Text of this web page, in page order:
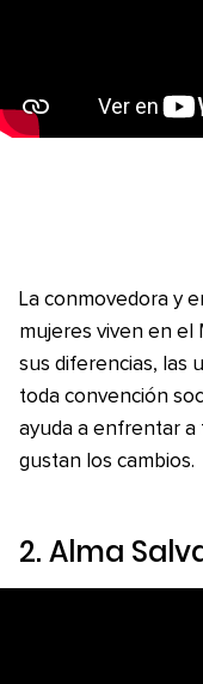
La conmovedora y
mujeres viven en el
sus diferencias, las
toda convención
ayuda a enfrentar
gustan los cambios.
2. Alma